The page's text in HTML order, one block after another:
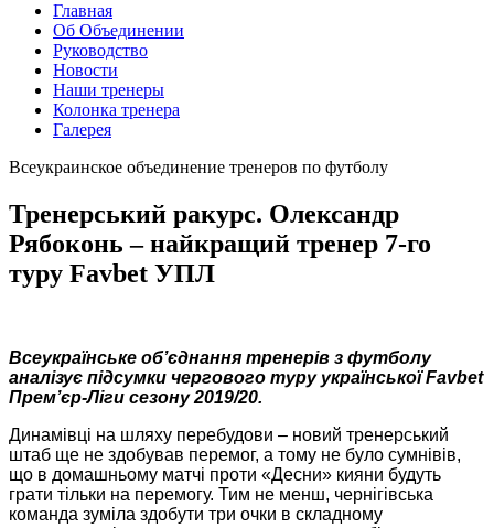
Главная
Об Объединении
Руководство
Новости
Наши тренеры
Колонка тренера
Галерея
Всеукраинское объединение тренеров по футболу
Тренерський ракурс. Олександр
Рябоконь – найкращий тренер 7-го
туру Favbet УПЛ
Всеукраїнське об’єднання тренерів з футболу
аналізує підсумки чергового туру української Favbet
Прем’єр-Ліги сезону2019/20.
Динамівці на шляху перебудови – новий тренерський
штаб ще не здобував перемог, а тому не було сумнівів,
що в домашньому матчі проти «Десни» кияни будуть
грати тільки на перемогу. Тим не менш, чернігівська
команда зуміла здобути три очки в складному